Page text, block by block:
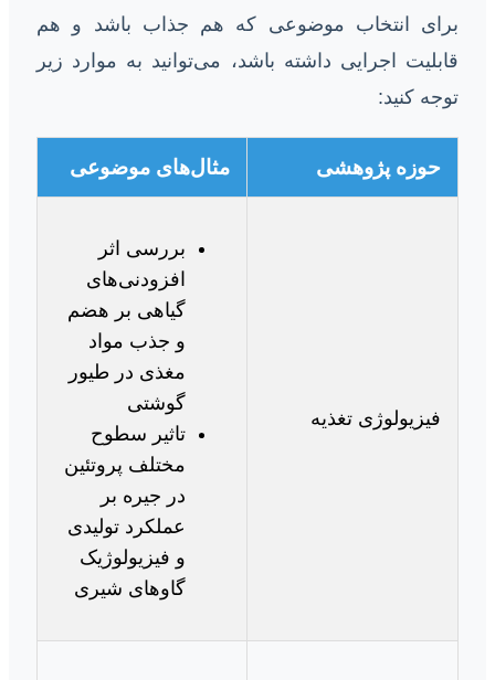
برای انتخاب موضوعی که هم جذاب باشد و هم
قابلیت اجرایی داشته باشد، می‌توانید به موارد زیر
توجه کنید:
حوزه پژوهشی مثال‌های موضوعی
فیزیولوژی تغذیه
بررسی اثر
افزودنی‌های
گیاهی بر هضم
و جذب مواد
مغذی در طیور
گوشتی
تاثیر سطوح
مختلف پروتئین
در جیره بر
عملکرد تولیدی
و فیزیولوژیک
گاوهای شیری